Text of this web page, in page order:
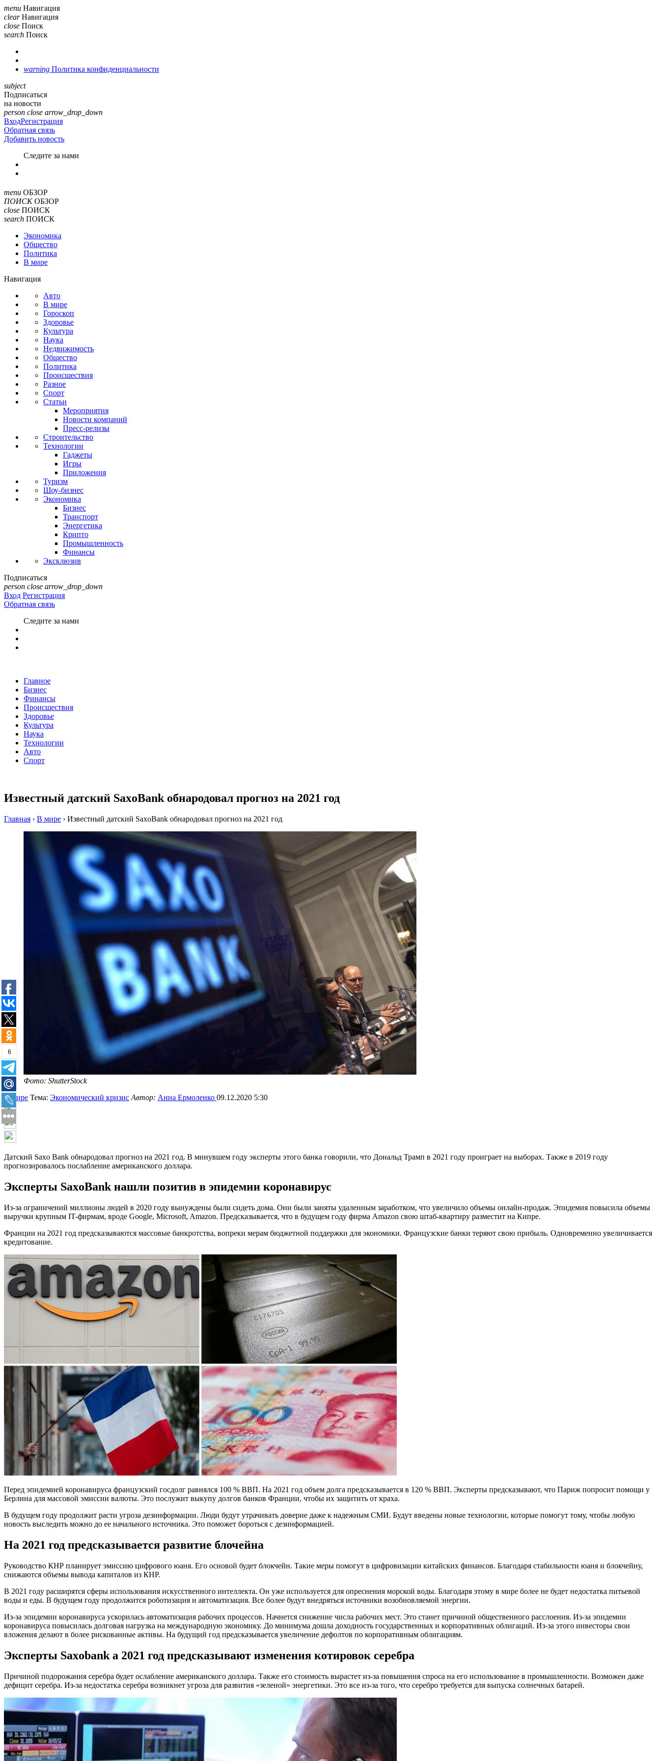
6
menu Навигация
clear Навигация
close Поиск
search Поиск
warning Политика конфиденциальности
subject
Подписаться
на новости
person close arrow_drop_down
ВходРегистрация
Обратная связь
Добавить новость
Cледите за нами
menu ОБЗОР
ПОИСК ОБЗОР
close ПОИСК
search ПОИСК
Экономика
Общество
Политика
В мире
Навигация
Авто
В мире
Гороскоп
Здоровье
Культура
Наука
Недвижимость
Общество
Политика
Происшествия
Разное
Спорт
Статьи
Мероприятия
Новости компаний
Пресс-релизы
Строительство
Технологии
Гаджеты
Игры
Приложения
Туризм
Шоу-бизнес
Экономика
Бизнес
Транспорт
Энергетика
Крипто
Промышленность
Финансы
Эксклюзив
Подписаться
person close arrow_drop_down
Вход Регистрация
Обратная связь
Следите за нами
Главное
Бизнес
Финансы
Происшествия
Здоровье
Культура
Наука
Технологии
Авто
Спорт
Известный датский SaxoBank обнародовал прогноз на 2021 год
Главная › В мире › Известный датский SaxoBank обнародовал прогноз на 2021 год
Фото: ShutterStock
В мире Тема: Экономический кризис Автор: Анна Ермоленко 09.12.2020 5:30
Датский Saxo Bank обнародовал прогноз на 2021 год. В минувшем году эксперты этого банка говорили, что Дональд Трамп в 2021 году проиграет на выборах. Также в 2019 году
прогнозировалось послабление американского доллара.
Эксперты SaxoBank нашли позитив в эпидемии коронавирус
Из-за ограничений миллионы людей в 2020 году вынуждены были сидеть дома. Они были заняты удаленным заработком, что увеличило объемы онлайн-продаж. Эпидемия повысила объемы
выручки крупным IT-фирмам, вроде Google, Microsoft, Amazon. Предсказывается, что в будущем году фирма Amazon свою штаб-квартиру разместит на Кипре.
Франции на 2021 год предсказываются массовые банкротства, вопреки мерам бюджетной поддержки для экономики. Французские банки теряют свою прибыль. Одновременно увеличивается
кредитование.
Перед эпидемией коронавируса французский госдолг равнялся 100 % ВВП. На 2021 год объем долга предсказывается в 120 % ВВП. Эксперты предсказывают, что Париж попросит помощи у
Берлина для массовой эмиссии валюты. Это послужит выкупу долгов банков Франции, чтобы их защитить от краха.
В будущем году продолжит расти угроза дезинформации. Люди будут утрачивать доверие даже к надежным СМИ. Будут введены новые технологии, которые помогут тому, чтобы любую
новость выследить можно до ее начального источника. Это поможет бороться с дезинформацией.
На 2021 год предсказывается развитие блочейна
Руководство КНР планирует эмиссию цифрового юаня. Его основой будет блокчейн. Такие меры помогут в цифровизации китайских финансов. Благодаря стабильности юаня и блокчейну,
снижаются объемы вывода капиталов из КНР.
В 2021 году расширятся сферы использования искусственного интеллекта. Он уже используется для опреснения морской воды. Благодаря этому в мире более не будет недостатка питьевой
воды и еды. В будущем году продолжится роботизация и автоматизация. Все более будут внедряться источники возобновляемой энергии.
Из-за эпидемии коронавируса ускорилась автоматизация рабочих процессов. Начнется снижение числа рабочих мест. Это станет причиной общественного расслоения. Из-за эпидемии
коронавируса повысилась долговая нагрузка на международную экономику. До минимума дошла доходность государственных и корпоративных облигаций. Из-за этого инвесторы свои
вложения делают в более рискованные активы. На будущий год предсказывается увеличение дефолтов по корпоративным облигациям.
Эксперты Saxobank а 2021 год предсказывают изменения котировок серебра
Причиной подорожания серебра будет ослабление американского доллара. Также его стоимость вырастет из-за повышения спроса на его использование в промышленности. Возможен даже
дефицит серебра. Из-за недостатка серебра возникнет угроза для развития «зеленой» энергетики. Это все из-за того, что серебро требуется для выпуска солнечных батарей.